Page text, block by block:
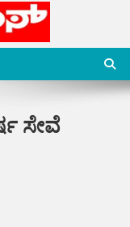
ಸೇವೆ